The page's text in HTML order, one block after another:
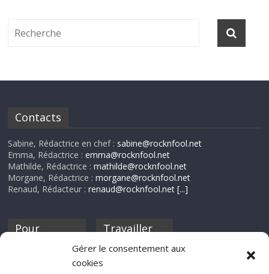
Gérer le consentement aux
cookies
Contacts
Sabine, Rédactrice en chef : sabine@rocknfool.net
Emma, Rédactrice :emma@rocknfool.net
Mathilde, Rédactrice :mathilde@rocknfool.net
Morgane, Rédactrice :morgane@rocknfool.net
Renaud, Rédacteur :renaud@rocknfool.net [...]
Pour
discothèque
Travailler
Si tu souhaites